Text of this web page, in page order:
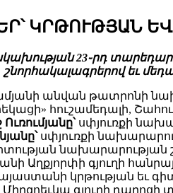
ԿՐԹՈՒԹՅԱՆ
23֊րդ
եւ
անվան թատրոնի
հուշամեդալի,
սփյուռքի
սփյուռքի
Աղքյորփի գյուղի
կրթության եւ
Միրզոեւկա գյուղի դպրոցի